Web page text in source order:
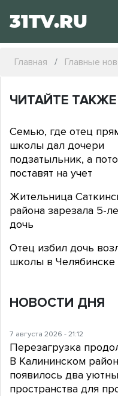
31TV.RU
Главная Главные
ЧИТАЙТЕ ТАКЖЕ
Семью, где отец
школы дал дочери
подзатыльник, а
поставят на учет
Жительница
района зарезала 5-
дочь
Отец избил дочь
школы в Челябинске
НОВОСТИ ДНЯ
7 августа 2026 - 21:12
Перезагрузка
В Калининском
появилось два
пространства для